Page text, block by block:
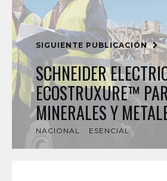
SIGUIENTE PUBLICACIÓN
SCHNEIDER
ECOSTRUXURE™
MINERALES Y
NACIONAL ESENCIAL